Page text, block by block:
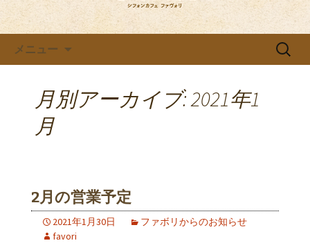
メニュー
検
月別アーカイブ: 2021年1
月
2月の営業予定
2021年1月30日
ファボリからのお知らせ
favori